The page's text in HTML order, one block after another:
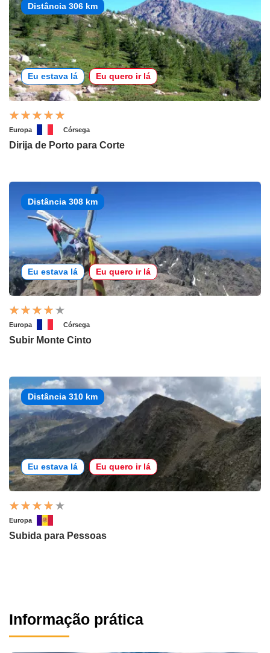
Distância 306 km
Eu estava lá Eu quero ir lá
Europa Córsega
Dirija de Porto para Corte
Distância 308 km
Eu estava lá Eu quero ir lá
Europa Córsega
Subir Monte Cinto
Distância 310 km
Eu estava lá Eu quero ir lá
Europa
Subida para Pessoas
Informação prática